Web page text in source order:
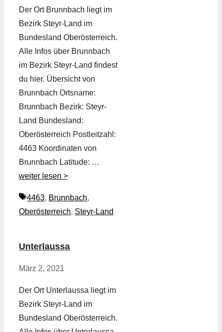
Der Ort Brunnbach liegt im
Bezirk Steyr-Land im
Bundesland Oberösterreich.
Alle Infos über Brunnbach
im Bezirk Steyr-Land findest
du hier. Übersicht von
Brunnbach Ortsname:
Brunnbach Bezirk: Steyr-
Land Bundesland:
Oberösterreich Postleitzahl:
4463 Koordinaten von
Brunnbach Latitude: …
weiter lesen >
Schlagwörter
4463, Brunnbach,
Oberösterreich, Steyr-Land
Unterlaussa
März 2, 2021
Der Ort Unterlaussa liegt im
Bezirk Steyr-Land im
Bundesland Oberösterreich.